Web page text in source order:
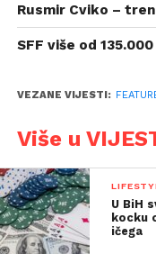
Rusmir Cviko –
SFF više od
VEZANE VIJESTI:
Više u
U BiH
kocku
ičega